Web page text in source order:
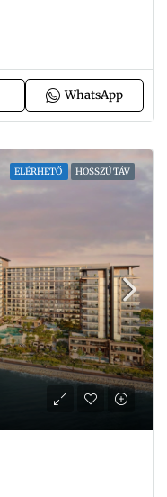
WhatsApp
ELÉRHETŐ HOSSZÚ TÁV